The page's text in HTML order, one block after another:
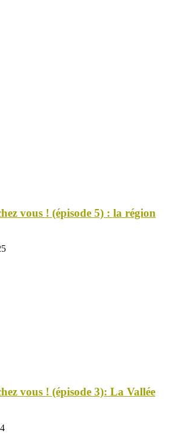
vous ! (épisode 5) : la région
vous ! (épisode 3): La Vallée